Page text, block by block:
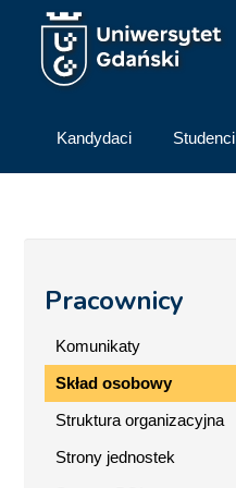
Przejdź do treści
Kandydaci Studenci
Pracownicy
Komunikaty
Skład osobowy
Struktura organizacyjna
Strony jednostek